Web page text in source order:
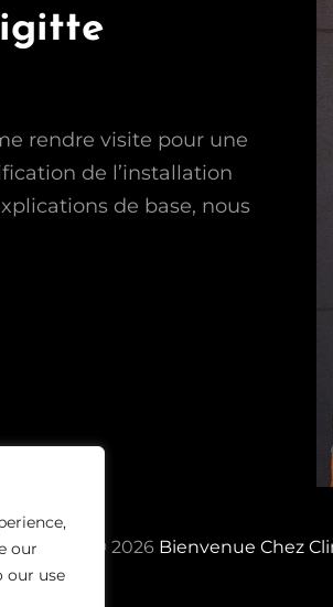
our
our use
rendre visite pour une
de l’installation
de base, nous
Copyright © 2026 Bienvenue Chez